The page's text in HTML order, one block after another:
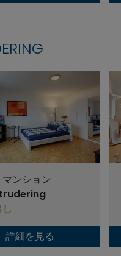
マンション
詳細を見る